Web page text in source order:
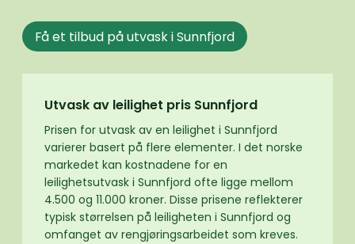
Få et tilbud på utvask i Sunnfjord
Utvask av leilighet pris Sunnfjord
Prisen for utvask av en leilighet i Sunnfjord
varierer basert på flere elementer. I det norske
markedet kan kostnadene for en
leilighetsutvask i Sunnfjord ofte ligge mellom
4.500 og 11.000 kroner. Disse prisene reflekterer
typisk størrelsen på leiligheten i Sunnfjord og
omfanget av rengjøringsarbeidet som kreves.